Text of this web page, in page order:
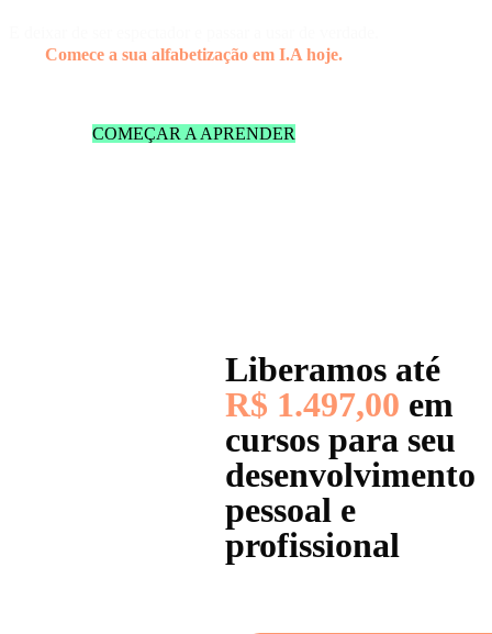
Comece a sua alfabetização em I.A hoje.
COMEÇAR A APRENDER
Liberamos até
R$ 1.497,00 em
cursos para seu
desenvolvimento
pessoal e
profissional